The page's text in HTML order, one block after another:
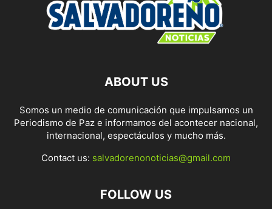
ABOUT US
Somos un medio de comunicación que impulsamos un
Periodismo de Paz e informamos del acontecer nacional,
internacional, espectáculos y mucho más.
Contact us: salvadorenonoticias@gmail.com
FOLLOW US